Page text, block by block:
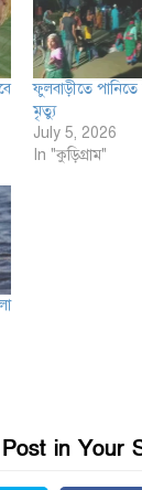
ফুলবাড়ীতে পানিতে
মৃত্যু
July 5, 2026
In "কুড়িগ্রাম"
in Your